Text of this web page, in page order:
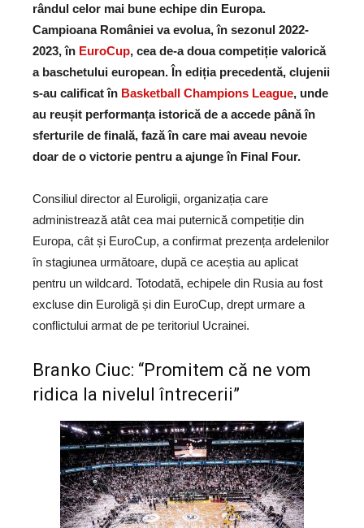
rândul celor mai bune echipe din Europa.
Campioana României va evolua, în sezonul 2022-
2023, în EuroCup, cea de-a doua competiție valorică
a baschetului european. În ediția precedentă, clujenii
s-au calificat în Basketball Champions League, unde
au reușit performanța istorică de a accede până în
sferturile de finală, fază în care mai aveau nevoie
doar de o victorie pentru a ajunge în Final Four.
Consiliul director al Euroligii, organizația care
administrează atât cea mai puternică competiție din
Europa, cât și EuroCup, a confirmat prezența ardelenilor
în stagiunea următoare, după ce aceștia au aplicat
pentru un wildcard. Totodată, echipele din Rusia au fost
excluse din Euroligă și din EuroCup, drept urmare a
conflictului armat de pe teritoriul Ucrainei.
Branko Ciuc: “Promitem că ne vom
ridica la nivelul întrecerii”